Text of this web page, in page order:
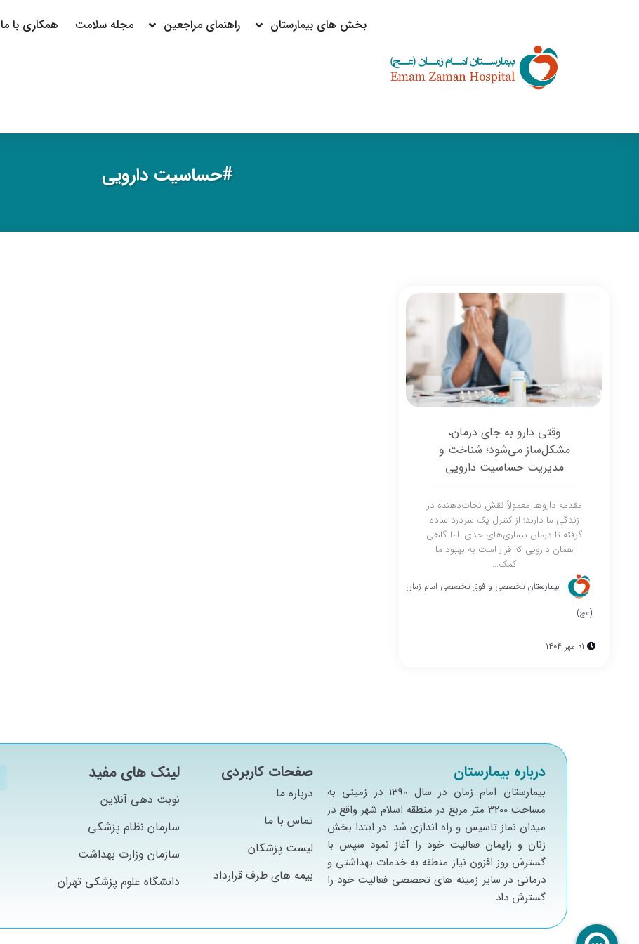
بخش های بیمارستان راهنمای مراجعین مجله سلامت همکاری با ما
#حساسیت دارویی
وقتی دارو به جای درمان،
مشکل‌ساز می‌شود؛ شناخت و
مدیریت حساسیت دارویی
مقدمه داروها معمولاً نقش نجات‌دهنده در
زندگی ما دارند؛ از کنترل یک سردرد ساده
گرفته تا درمان بیماری‌های جدی. اما گاهی
همان دارویی که قرار است به بهبود ما
کمک...
بیمارستان تخصصی و فوق تخصصی امام زمان
(عج)
درباره بیمارستان
بيمارستان امام زمان در سال 1390 در زميني به
مساحت 3200 متر مربع در منطقه اسلام شهر واقع در
ميدان نماز تاسيس و راه اندازي شد. در ابتدا بخش
زنان و زايمان فعاليت خود را آغاز نمود سپس با
گسترش روز افزون نياز منطقه به خدمات بهداشتي و
درماني در ساير زمينه هاي تخصصي فعاليت خود را
گسترش داد.
صفحات کاربردی
درباره ما
تماس با ما
لیست پزشکان
بیمه های طرف قرارداد
لینک های مفید
نوبت دهی آنلاین
سازمان نظام پزشکی
سازمان وزارت بهداشت
دانشگاه علوم پزشکی تهران